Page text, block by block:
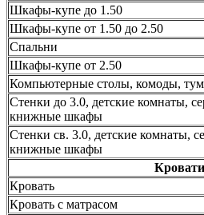
Шкафы-купе до 1.50
Шкафы-купе от 1.50 до 2.50
Спальни
Шкафы-купе от 2.50
Компьютерные столы, комоды,
Стенки до 3.0, детские комнаты,
книжные шкафы
Стенки св. 3.0, детские комнаты,
книжные шкафы
Кровати
Кровать
Кровать с матрасом